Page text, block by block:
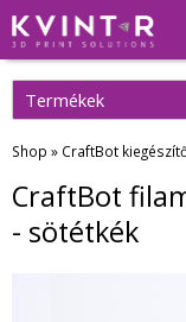
Termékek
Shop » CraftBot
CraftBot
- sötétkék